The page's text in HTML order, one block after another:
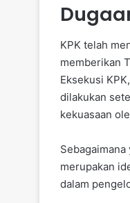
KPK telah
memberikan
Eksekusi
dilakukan
kekuasaan
merupakan
dalam